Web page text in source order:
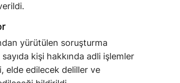
yürütülen soruşturma
kişi hakkında adli işlemler
elde edilecek deliller ve